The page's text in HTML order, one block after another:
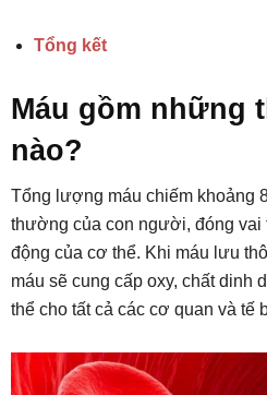
Tổng kết
Máu gồm những
nào?
Tổng lượng máu chiếm khoảng
thường của con người, đóng vai
động của cơ thể. Khi máu lưu
máu sẽ cung cấp oxy, chất dinh
thể cho tất cả các cơ quan và tế